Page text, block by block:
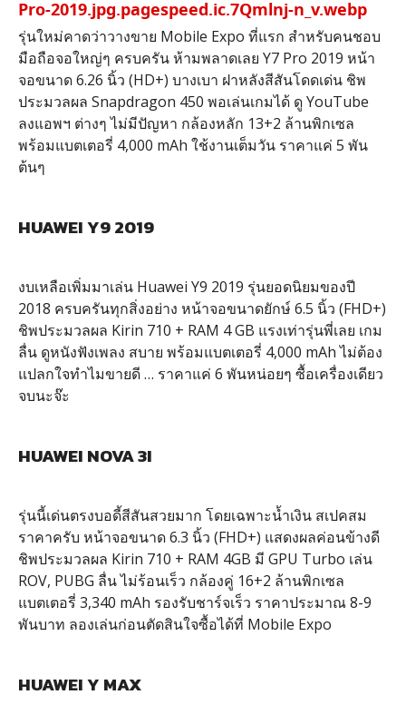
รุ่นใหม่คาดว่าวางขาย Mobile Expo ที่แรก สำหรับคนชอบ
มือถือจอใหญ่ๆ ครบครัน ห้ามพลาดเลย Y7 Pro 2019 หน้า
จอขนาด 6.26 นิ้ว (HD+) บางเบา ฝาหลังสีสันโดดเด่น ชิพ
ประมวลผล Snapdragon 450 พอเล่นเกมได้ ดู YouTube
ลงแอพฯ ต่างๆ ไม่มีปัญหา กล้องหลัก 13+2 ล้านพิกเซล
พร้อมแบตเตอรี่ 4,000 mAh ใช้งานเต็มวัน ราคาแค่ 5 พัน
ต้นๆ
HUAWEI Y9 2019
งบเหลือเพิ่มมาเล่น Huawei Y9 2019 รุ่นยอดนิยมของปี
2018 ครบครันทุกสิ่งอย่าง หน้าจอขนาดยักษ์ 6.5 นิ้ว (FHD+)
ชิพประมวลผล Kirin 710 + RAM 4 GB แรงเท่ารุ่นพี่เลย เกม
ลื่น ดูหนังฟังเพลง สบาย พร้อมแบตเตอรี่ 4,000 mAh ไม่ต้อง
แปลกใจทำไมขายดี … ราคาแค่ 6 พันหน่อยๆ ซื้อเครื่องเดียว
จบนะจ๊ะ
HUAWEI NOVA 3I
รุ่นนี้เด่นตรงบอดี้สีสันสวยมาก โดยเฉพาะน้ำเงิน สเปคสม
ราคาครับ หน้าจอขนาด 6.3 นิ้ว (FHD+) แสดงผลค่อนข้างดี
ชิพประมวลผล Kirin 710 + RAM 4GB มี GPU Turbo เล่น
ROV, PUBG ลื่น ไม่ร้อนเร็ว กล้องคู่ 16+2 ล้านพิกเซล
แบตเตอรี่ 3,340 mAh รองรับชาร์จเร็ว ราคาประมาณ 8-9
พันบาท ลองเล่นก่อนตัดสินใจซื้อได้ที่ Mobile Expo
HUAWEI Y MAX